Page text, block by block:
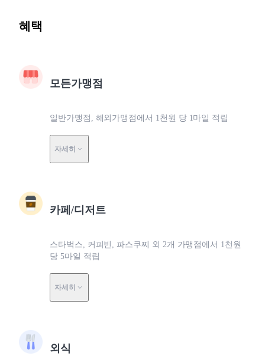
혜택
모든가맹점
일반가맹점, 해외가맹점에서 1천원 당 1마일 적립
자세히
카페/디저트
스타벅스, 커피빈, 파스쿠찌 외 2개 가맹점에서 1천원
당 5마일 적립
자세히
외식